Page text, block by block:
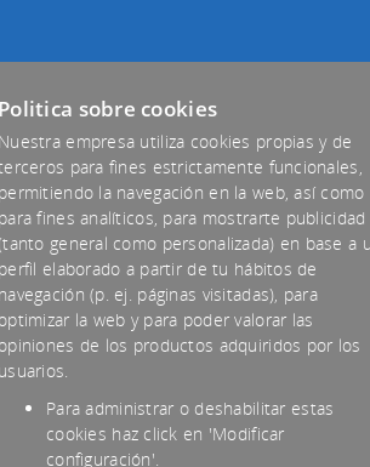
de cookies
Politica sobre cookies
Nuestra empresa utiliza cookies propias y de
para fines estrictamente funcionales,
permitiendo la navegación en la web, así como
para fines analíticos, para mostrarte publicidad
general como personalizada) en base a
perfil elaborado a partir de tu hábitos de
navegación (p. ej. páginas visitadas), para
optimizar la web y para poder valorar las
opiniones de los productos adquiridos por los
usuarios.
Para administrar o deshabilitar estas
cookies haz click en 'Modificar
configuración'.